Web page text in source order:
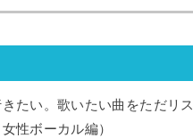
たい。歌いたい曲をただリス
性ボーカル編）